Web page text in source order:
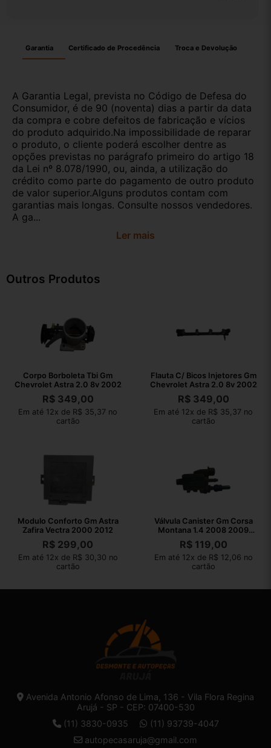
Garantia Certificado de Procedência Troca e Devolução
A Garantia Legal, prevista no Código de Defesa do
Consumidor, é de 90 (noventa) dias a partir da data
da compra e cobre defeitos de fabricação e vícios
do produto adquirido.Na impossibilidade de reparar
o produto, o cliente poderá escolher dentre as
opções previstas no parágrafo primeiro do artigo 18
da Lei nº 8.078/1990, ou, ainda, a utilização do
crédito como parte do pagamento de outro produto
de valor superior.Alguns produtos contam com
garantias mais longas. Consulte nossos vendedores.
A ga...
Ler mais
Outros Produtos
Corpo Borboleta Tbi Gm
Chevrolet Astra 2.0 8v 2002
R$349,00
Em até 12x de R$ 35,37 no
cartão
Flauta C/ Bicos Injetores Gm
Chevrolet Astra 2.0 8v 2002
R$349,00
Em até 12x de R$ 35,37 no
cartão
Modulo Conforto Gm Astra
Zafira Vectra 2000 2012
R$ 299,00
Em até 12x de R$ 30,30 no
cartão
Válvula Canister Gm Corsa
Montana 1.4 2008 2009
2010
R$119,00
Em até 12x de R$ 12,06 no
cartão
Avenida Antonio Afonso de Lima, 136 - Vila Flora Regina
Arujá - SP - CEP: 07400-530
(11) 3830-0935
(11) 93739-4047
autopecasaruja@gmail.com